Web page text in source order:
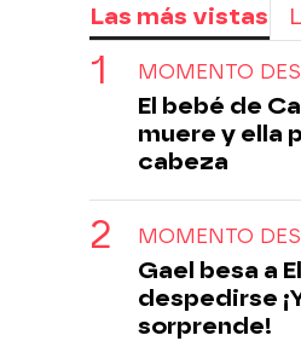
Las más vistas
MOMENTO
El bebé de
muere y ella
cabeza
MOMENTO
Gael besa a
despedirse
sorprende!